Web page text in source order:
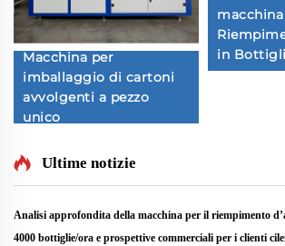
Macchina per
imballaggio di cartoni
avvolgenti a pezzo
unico
in
Ultime notizie
Analisi approfondita della macchina per il riempimento
4000 bottiglie/ora e prospettive commerciali per i clienti